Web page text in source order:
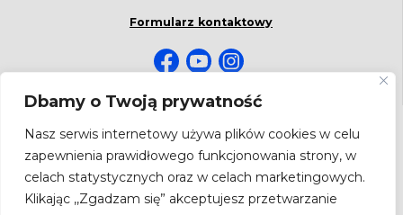
Dbamy o Twoją prywatność
Nasz serwis internetowy używa plików cookies w celu
zapewnienia prawidłowego funkcjonowania strony, w
celach statystycznych oraz w celach marketingowych.
Klikając ,,Zgadzam się” akceptujesz przetwarzanie
Formularz kontaktowy
NEWSLETTER
Bądź na bieżąco! Zapisz się do newslettera.
Adres
email